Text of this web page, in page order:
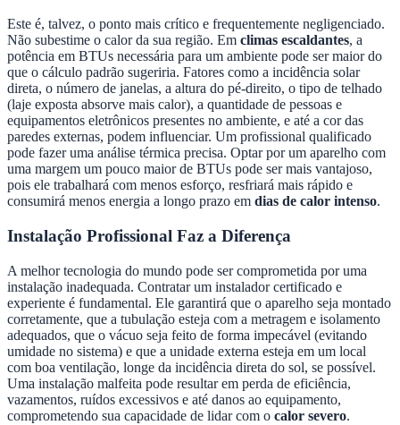
Este é, talvez, o ponto mais crítico e frequentemente negligenciado.
Não subestime o calor da sua região. Em climas escaldantes, a
potência em BTUs necessária para um ambiente pode ser maior do
que o cálculo padrão sugeriria. Fatores como a incidência solar
direta, o número de janelas, a altura do pé-direito, o tipo de telhado
(laje exposta absorve mais calor), a quantidade de pessoas e
equipamentos eletrônicos presentes no ambiente, e até a cor das
paredes externas, podem influenciar. Um profissional qualificado
pode fazer uma análise térmica precisa. Optar por um aparelho com
uma margem um pouco maior de BTUs pode ser mais vantajoso,
pois ele trabalhará com menos esforço, resfriará mais rápido e
consumirá menos energia a longo prazo em dias de calor intenso.
Instalação Profissional Faz a Diferença
A melhor tecnologia do mundo pode ser comprometida por uma
instalação inadequada. Contratar um instalador certificado e
experiente é fundamental. Ele garantirá que o aparelho seja montado
corretamente, que a tubulação esteja com a metragem e isolamento
adequados, que o vácuo seja feito de forma impecável (evitando
umidade no sistema) e que a unidade externa esteja em um local
com boa ventilação, longe da incidência direta do sol, se possível.
Uma instalação malfeita pode resultar em perda de eficiência,
vazamentos, ruídos excessivos e até danos ao equipamento,
comprometendo sua capacidade de lidar com o calor severo.